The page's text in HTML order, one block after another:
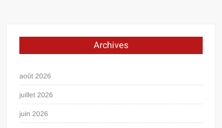
Archives
août 2026
juillet 2026
juin 2026